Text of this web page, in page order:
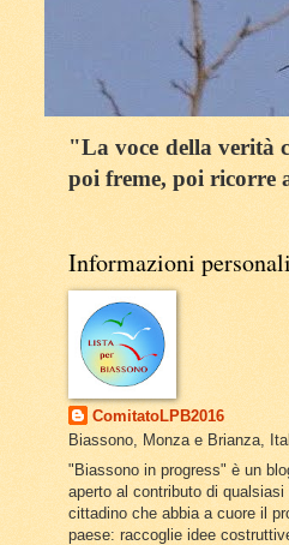
"La voce della verità
poi freme, poi ricorre
Informazioni personali
ComitatoLPB2016
Biassono, Monza e Brianza,
"Biassono in progress" è un
aperto al contributo di qualsiasi
cittadino che abbia a cuore il
paese: raccoglie idee